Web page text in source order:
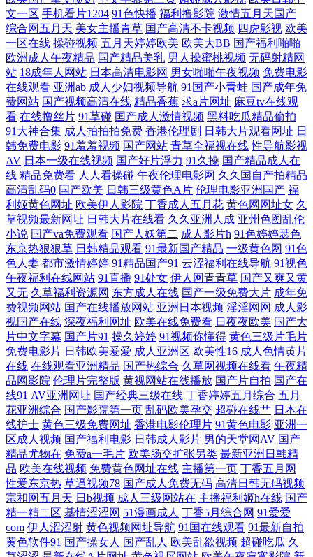
免费软件 婷婷碰碰 国产吃瓜在线 三年片影视大全 成人福利视频在线看 清
纯丝袜国产在线视频 91海角 美女深夜福利91 原来神马影院 国自产在线 午
夜a级理论片在 精品永久在线观看 亚洲日本欧美在线 国产情侣在线 婷婷
国产精品视频 豆花最新网站 日本三级高清大电影 97超碰碰碰碰碰 亚洲男
人的天堂色偷偷 蜜乳一本欲蜜臀 伊人久久丁香色婷婷啪啪 精品日本亚洲
亚洲国产美腿丝袜另类 国产乱人一区 天天杏吧5g色中色 国产精成a 熟女
国产精品网站 成人免费视频播放 日本人69 kk高清电影天堂影院 欧美颜射
内 91日韩在线观看 美日大香蕉A 一区二区三区在线观看 精品亚洲专区中
文 亚洲有码转 国产亚洲欧美日韩成 又爽在线视频 男女拍拍拍免费视 2008
天堂网在线观看 露脸国产 在线综合亚洲欧美自拍 久热中文 亞洲歐美日韓
在線一區 激情亚洲一 亚洲欧美国产国 海角社区福利在线 东京热九九综合
部 日逼无码视频 国产久9视频 亚洲国产中文精品视频 国产在线精品国 午
夜激情福利 国产欧美精品一区二区 网禁国产 国产黄a三级三级三级 天龙
影院在线观看免费 国产91在线九色 色色天堂网址99 高清电影下载网站 骚
骚日韩精品中文字幕 大香蕉久久草 日韩欧美在线中文字幕 传媒视频在线
免费播放 日韩在线观看不卡 村花电影网 日韩中文字幕中 岛国A片 日韩电
文一区 手机看片1204 91色快播 福利撸影院 激情五月天国产
综合网五月天 美女主播青草 国产高清不卡视频 四虎影视 欧美
一区在线 操碰视频 五月天婷婷欧美 欧美大BB 国产福利啪啪
欧洲成人午夜精品 国产精品美乳 男人操蜜桃视频 无码射精网
站 18成年人网站 日本高清电影网 男女啪啪午夜视频 免费电影
在线观看 亚洲ab 成人少妇视频导航 91国产小青蛙 国产成年免
费网站 国产视频高清在线 精品香蕉 求a片网址 麻豆tv在线观
看 在线撸丝片 91草碰 国产成人激情视频 黑料吃瓜精品偷拍
91大神合集 成人拍拍拍免费 香港伦理剧 日韩大片观看网址 日
韩免费电影 91羞羞视频 国产网站 青草全福视在线 性导航影视
AV 日本一级在线视频 国产好片浮力 91久操 国产精品成人在
线 精品免费看 人人看操碰 午夜伦理电影网 久久国自产拍精品
高清乱码0 国产欧美 日韩三级黄色A片 伦理电影亚洲国产 福
利姬黄色网址 欧美伊人影院 丁香成人五月花 黄色网网址女 久
草视频最新网址 日韩大片在线看 久久亚洲人成 亚州色图乱伦
小说 国产va免费观看 国产人妖第二 成人影片h 91色婷婷瑟色
东京热狠狠草 日韩精品观看 91最新国产精品 一级黄色网 91色
色人妻 都市激情婷婷 91精品国产91 云涩福利在线导航 91视色
午夜福利在线网站 91直播 91处女 伊人网青青草 国产又爽又黄
又无 久草福利资源网 东方成人在线 国产一级免费大片 成年免
费视频网站 国产在线播放网站 亚洲日本视频 淫淫网网 成人影
视国产在线 深夜福利网址 欧美在线免费看 日夜夜欧美 国产大
片中文字幕 国产片91 操久婷婷 91视频你懂得 黄色三级片毛片
免费电影片 日韩欧美爱爱 成人亚洲区 欧美性16 成人色情黄片
在线 在线观看亚洲精品 国产热综合 久草网视频在线看 午夜精
品网影院 伦理片完整版 黄视网站在线播放 国产片自拍 国产在
线91 AV亚洲网址 国产经典三级在线 丁香婷婷五月综合 五月
花亚洲综合 国产影院第一页 乱码欧美孕交 超碰在线艹 日本在
线护士 黄色三级免费网址 香港电影伦理片 91黄色电影 亚洲一
区成人视频 国产福利电影 日韩成人影片 男的天堂网AV 国产
精品尤物在 免费a一毛片 欧美肠交扩张另类 最新亚洲日韩精
品 欧美在线视频 免费黄色网址在线 主播第一页 丁香五月网
性爱东京热 草逼视频78 国产成人免费无码 高清日韩无码视频
宗和网五月天 日b视频 成人三级网站在 主播福利姬h在线 国产
精一精二区 基情涩涩网 51漫画成人 丁香5月综合网 91爱爱
com 伊人涩涩射 黄色视频网址导航 91国在线观看 91最新自拍
黄色软件91 国产操女人 国产乱人 欧美乱欲视频 超碰吃瓜 久